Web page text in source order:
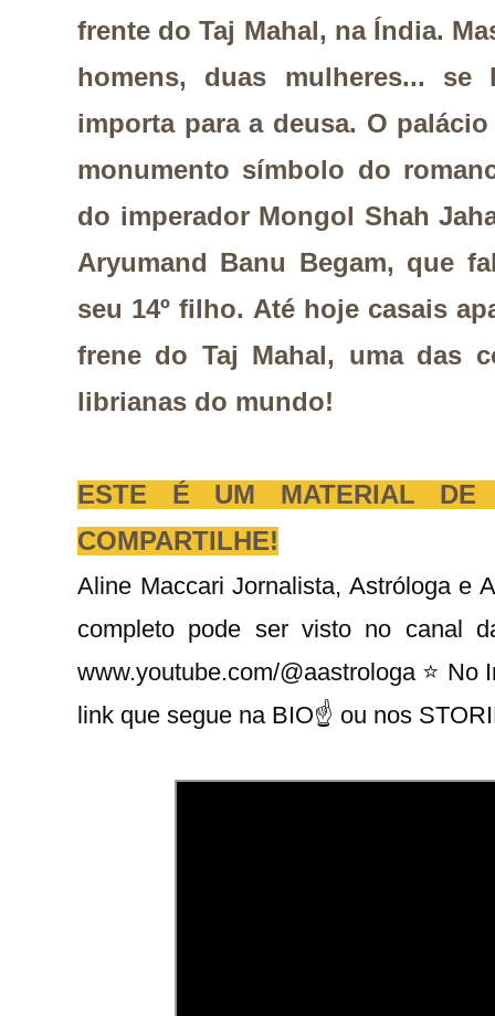
frente do Taj Mahal, na Índia.
homens, duas mulheres...
importa para a deusa. O
monumento símbolo do
do imperador Mongol Shah
Aryumand Banu Begam, que
seu 14º filho. Até hoje casais
frene do Taj Mahal, uma das
librianas do mundo!
ESTE É UM MATERIAL DE
COMPARTILHE!
Aline Maccari Jornalista, Astróloga e
completo pode ser visto no canal
www.youtube.com/@aastrologa ⭐ No
link que segue na BIO☝ ou nos